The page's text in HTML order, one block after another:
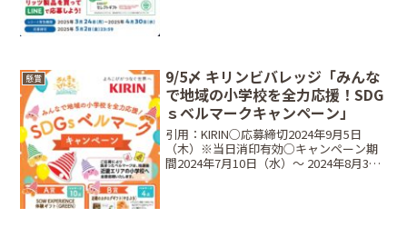
懸賞
9/5〆 キリンビバレッジ「みんな
で地域の小学校を全力応援！SDG
ｓベルマークキャンペーン」
引用：KIRIN○応募締切2024年9月5日
（木）※当日消印有効○キャンペーン期
間2024年7月10日（水）〜 2024年8月31